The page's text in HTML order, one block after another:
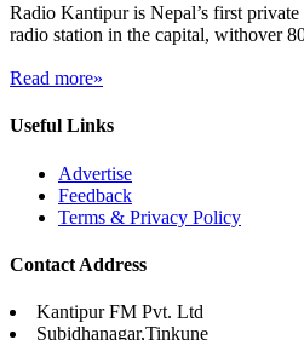
Radio Kantipur is Nepal’s first
radio station in the capital, withover
Read more»
Useful Links
Advertise
Feedback
Terms & Privacy Policy
Contact Address
Kantipur FM Pvt. Ltd
Subidhanagar,Tinkune